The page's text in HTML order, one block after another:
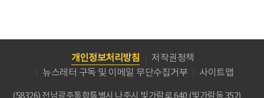
개인정보처리방침
저작권정책
뉴스레터 구독 및 이메일 무단수집거부
사이트맵
(58326) 전남광주통합특별시 나주시 빛가람로 640 (빛가람동 352)